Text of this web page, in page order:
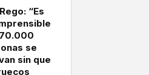
“Es
se
sin que